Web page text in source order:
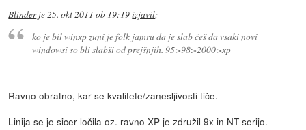
Blinderje25. okt 2011 ob 19:19izjavil:
ko je bil winxp zuni je folk jamru da je slab češ da vsaki novi
windowsi so bli slabši od prejšnjih. 95>98>2000>xp
Ravno obratno, kar se kvalitete/zanesljivosti tiče.
Linija se je sicer ločila oz. ravno XP je združil 9x in NT serijo.